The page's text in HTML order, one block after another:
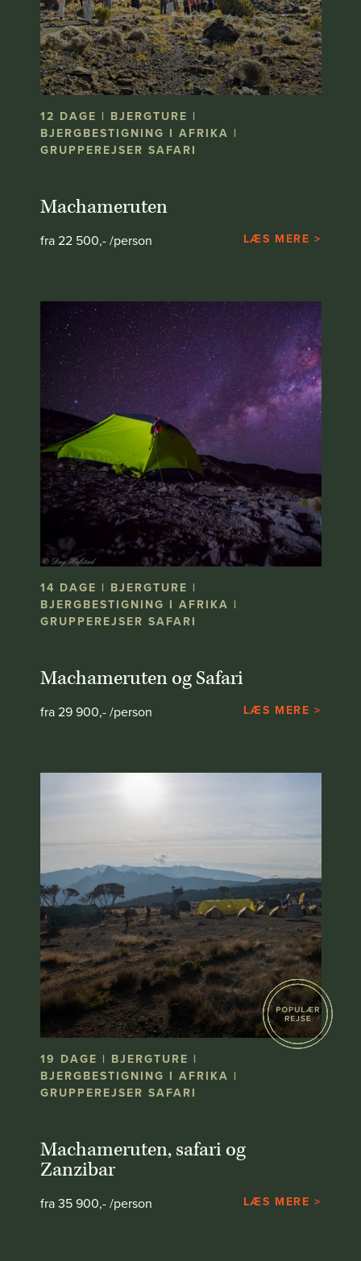
12 DAGE | BJERGTURE |
BJERGBESTIGNING I AFRIKA |
GRUPPEREJSER SAFARI
Machameruten
fra 22 500,- /person LÆS MERE >
14 DAGE | BJERGTURE |
BJERGBESTIGNING I AFRIKA |
GRUPPEREJSER SAFARI
Machameruten og Safari
fra 29 900,- /person LÆS MERE >
19 DAGE | BJERGTURE |
BJERGBESTIGNING I AFRIKA |
GRUPPEREJSER SAFARI
Machameruten, safari og
Zanzibar
fra 35 900,- /person LÆS MERE >